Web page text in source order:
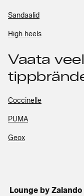
Sandaalid
High heels
Vaata
Coccinelle
PUMA
Geox
Lounge by Zalando